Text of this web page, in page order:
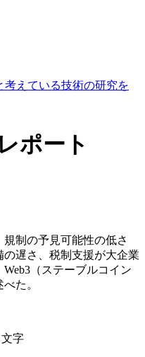
えている技術の研究を
ポート
制の予見可能性の低さ
遅さ、税制支援が大企業
（ステーブルコイン
た。
文字